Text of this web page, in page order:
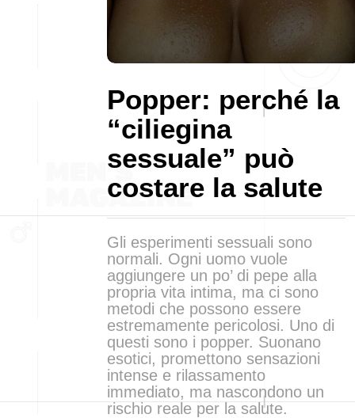
Popper: perché la
“ciliegina
sessuale” può
costare la salute
Gli esperimenti sessuali sono
normali. Ogni uomo vuole
aggiungere un po’ di pepe alla
propria vita intima, ma ci sono
metodi che possono essere
estremamente pericolosi. Uno di
questi sono i popper. Suonano
esotici, promettono sensazioni
intense e rilassamento
immediato, ma nascondono un
rischio reale per la salute.